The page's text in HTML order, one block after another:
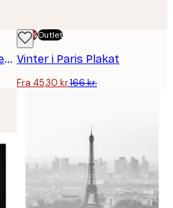
Paul Signac - Slæbebåd ved Pont Neuf, Paris 1923 Plakat
-70%Outlet
Vinter i Paris Plakat
Fra 45,30 kr.166 kr.